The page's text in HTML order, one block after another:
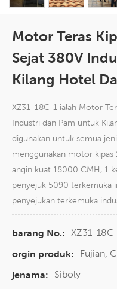
Motor Teras
Sejat 380V
Kilang Hotel
XZ31-18C-1 ialah Motor
Industri dan Pam untuk
digunakan untuk semua
menggunakan motor kipas
angin kuat 18000 CMH, 1
penyejuk 5090 terkemuka
penyejukan terkemuka
barang No.: XZ31-
orgin produk:
Fujian,
jenama:
Siboly